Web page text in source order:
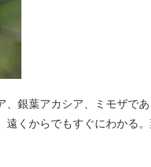
、銀葉アカシア、ミモザで
遠くからでもすぐにわかる